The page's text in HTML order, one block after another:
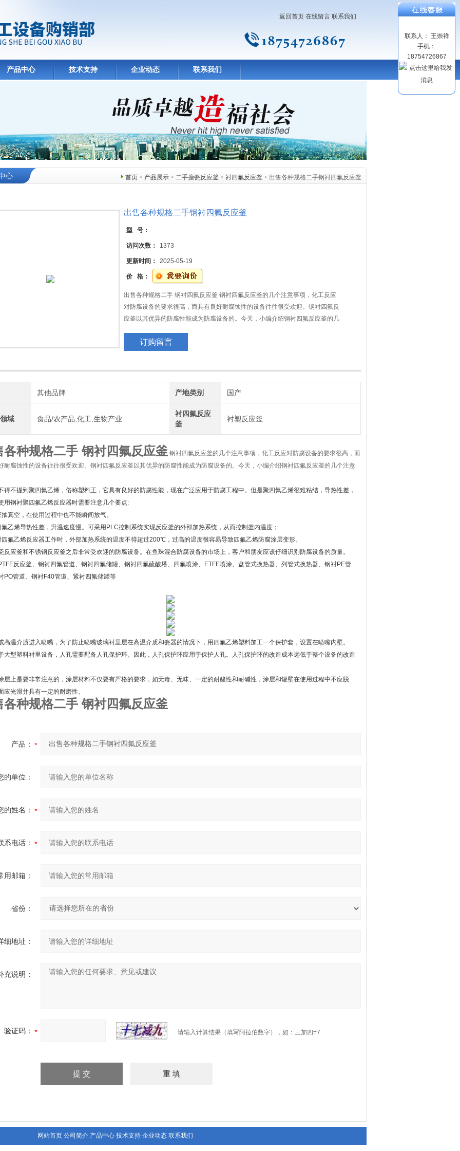
返回首页 在线留言 联系我们
产品中心 技术支持 企业动态 联系我们
首页 > 产品展示 > 二手搪瓷反应釜 > 衬四氟反应釜 > 出售各种规格二手钢衬四氟反应釜
心
出售各种规格二手钢衬四氟反应釜
型 号：
访问次数： 1373
更新时间： 2025-05-19
价 格：
出售各种规格二手 钢衬四氟反应釜 钢衬四氟反应釜的几个注意事项，化工反应
对防腐设备的要求很高，而具有良好耐腐蚀性的设备往往很受欢迎。钢衬四氟反
应釜以其优异的防腐性能成为防腐设备的。今天，小编介绍钢衬四氟反应釜的几
订购留言
其他品牌 产地类别 国产
域 食品/农产品,化工,生物产业
衬四氟反应
釜
衬塑反应釜
各种规格二手 钢衬四氟反应釜 钢衬四氟反应釜的几个注意事项，化工反应对防腐设备的要求很高，而
耐腐蚀性的设备往往很受欢迎。钢衬四氟反应釜以其优异的防腐性能成为防腐设备的。今天，小编介绍钢衬四氟反应釜的几个注意
得不提到聚四氟乙烯，俗称塑料王，它具有良好的防腐性能，现在广泛应用于防腐工程中。但是聚四氟乙烯很难粘结，导热性差，
用钢衬聚四氟乙烯反应器时需要注意几个要点:
真空，在使用过程中也不能瞬间放气。
乙烯导热性差，升温速度慢。可采用PLC控制系统实现反应釜的外部加热系统，从而控制釜内温度；
氟乙烯反应器工作时，外部加热系统的温度不得超过200℃，过高的温度很容易导致四氟乙烯防腐涂层变形。
反应釜和不锈钢反应釜之后非常受欢迎的防腐设备。在鱼珠混合防腐设备的市场上，客户和朋友应该仔细识别防腐设备的质量。
反应釜、钢衬四氟管道、钢衬四氟储罐、钢衬四氟硫酸塔、四氟喷涂、ETFE喷涂、盘管式换热器、列管式换热器、钢衬PE管
PO管道、钢衬F40管道、紧衬四氟储罐等
高温介质进入喷嘴，为了防止喷嘴玻璃衬里层在高温介质和瓷器的情况下，用四氟乙烯塑料加工一个保护套，设置在喷嘴内壁。
大型塑料衬里设备，人孔需要配备人孔保护环。因此，人孔保护环应用于保护人孔。人孔保护环的改造成本远低于整个设备的改造
层上是要非常注意的，涂层材料不仅要有严格的要求，如无毒、无味、一定的耐酸性和耐碱性，涂层和罐壁在使用过程中不应脱
应光滑并具有一定的耐磨性。
各种规格二手 钢衬四氟反应釜
产品：
的单位：
的姓名：
系电话：
用邮箱：
省份：
细地址：
充说明：
验证码： 请输入计算结果（填写阿拉伯数字），如：三加四=7
网站首页 公司简介 产品中心 技术支持 企业动态 联系我们
联系人： 王崇祥
手机：
18754726867